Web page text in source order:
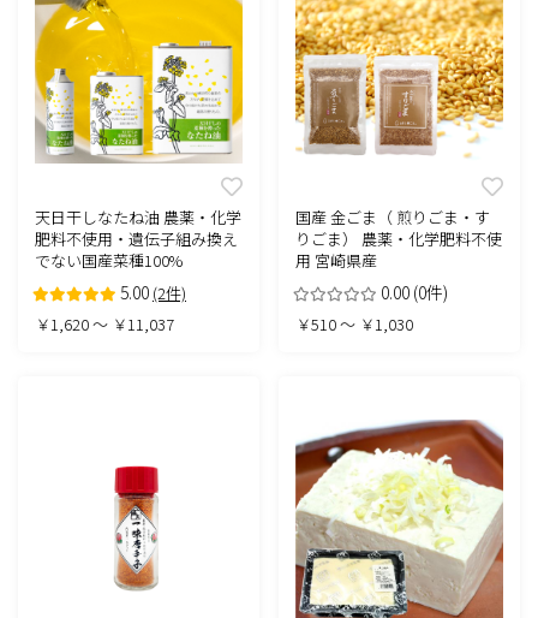
天日干しなたね油 農薬・化学
肥料不使用・遺伝子組み換え
でない国産菜種100%
5.00 (2件)
￥1,620 ～ ￥11,037
国産 金ごま（ 煎りごま・す
りごま） 農薬・化学肥料不使
用 宮崎県産
0.00 (0件)
￥510 ～ ￥1,030